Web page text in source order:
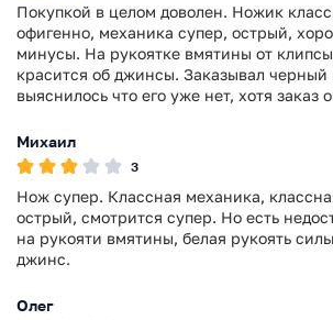
Покупкой в целом доволен. Ножик
офигенно, механика супер, острый,
минусы. На рукоятке вмятины от
красится об джинсы. Заказывал черный
выяснилось что его уже нет, хотя заказ
Михаил
3
Нож супер. Классная механика,
острый, смотрится супер. Но есть
на рукояти вмятины, белая рукоять
джинс.
Олег